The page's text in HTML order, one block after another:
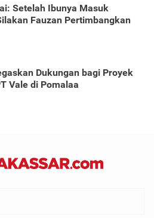
Setelah Ibunya Masuk
Fauzan Pertimbangkan
Dukungan bagi Proyek
Vale di Pomalaa